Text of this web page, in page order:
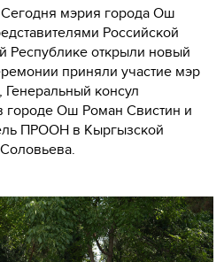
мэрия города Ош
Российской
Республике открыли новый
приняли участие мэр
консул
городе Ош Роман Свистин и
ПРООН в Кыргызской